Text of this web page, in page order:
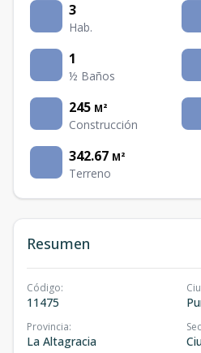
3
Hab.
1
½ Baños
245 M²
Construcción
342.67 M²
Terreno
Resumen
Código:
11475
Provincia:
La Altagracia